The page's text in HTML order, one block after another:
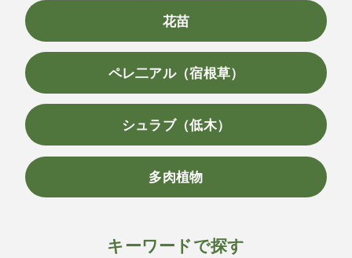
花苗
ペレ二アル（宿根草）
シュラブ（低木）
多肉植物
キーワードで探す